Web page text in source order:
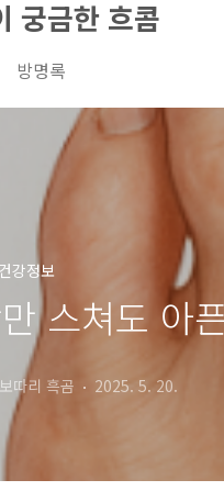
궁금한 흐콤
방명록
강정보
스쳐도 아
따리 흑곰 2025. 5. 20.